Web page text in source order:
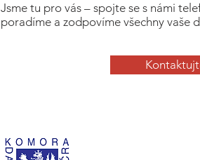
Jsme tu pro vás – spojte se s námi
poradíme a zodpovíme všechny vaše